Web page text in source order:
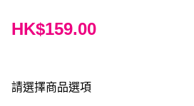
HK$159.00
請選擇商品選項